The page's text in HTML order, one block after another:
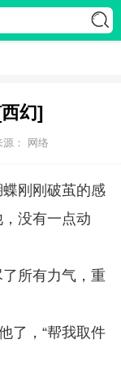
幻]
源： 网络
刚刚破茧的感
没有一点动
所有力气，重
了，“帮我取件